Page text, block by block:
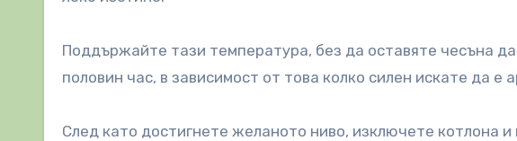
Поддържайте тази температура, без да оставяте чесъна
половин час, в зависимост от това колко силен искате да е
След като достигнете желаното ниво, изключете котлона